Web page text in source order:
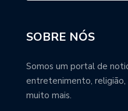
SOBRE NÓS
Somos um portal de
entretenimento, religião,
muito mais.